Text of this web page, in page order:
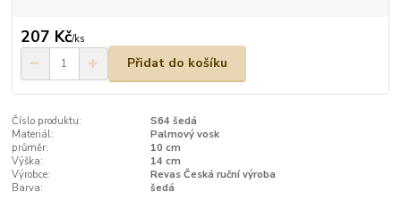
207 Kč/ks
Přidat do košíku
Číslo produktu:
S64 šedá
Materiál:
Palmový vosk
průměr:
10 cm
Výška:
14 cm
Výrobce:
Revas Česká ruční výroba
Barva:
šedá